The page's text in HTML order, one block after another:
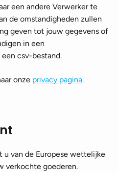
een andere Verwerker te
de omstandigheden zullen
geven tot jouw gegevens of
in een
csv-bestand.
onze privacy pagina.
van de Europese wettelijke
verkochte goederen.